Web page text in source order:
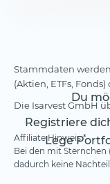
Du
Registriere
Lege
Stammdaten
(Aktien, ETFs,
Die Isarvest GmbH
Affiliate Hinweis *
Bei den mit Sternchen
dadurch keine